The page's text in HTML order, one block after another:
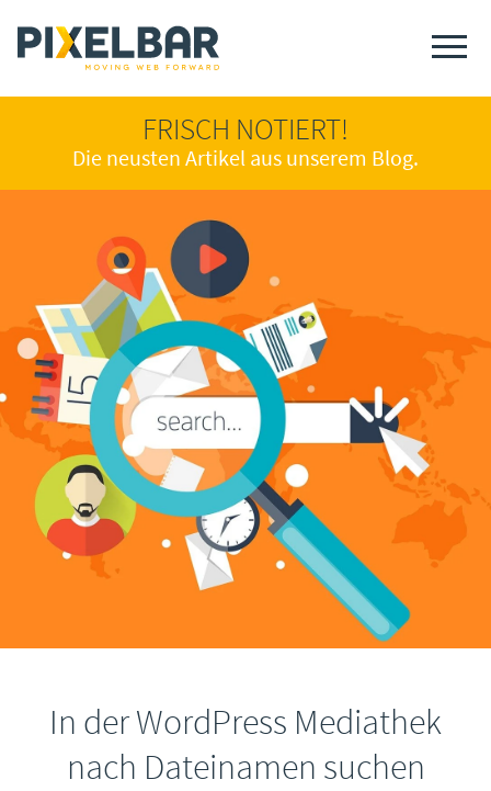
FRISCH NOTIERT!
Die neusten Artikel aus unserem Blog.
In der WordPress Mediathek
nach Dateinamen suchen